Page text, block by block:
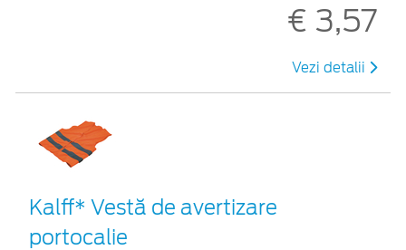
€ 3,57
Vezi detalii
Kalff* Vestă de avertizare
portocalie